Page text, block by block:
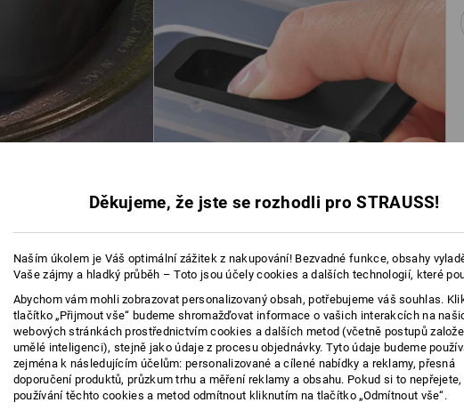
O VÝROBKU
JEDEN BOX NA VŠECHNO
Děkujeme, že jste se rozhodli pro STRAUSS!
Naším úkolem je Váš optimální zážitek z nakupování! Bezvadné funkce, obsahy
Vaše zájmy a hladký průběh – Toto jsou účely cookies a dalších technologií, které
Abychom vám mohli zobrazovat personalizovaný obsah, potřebujeme váš souhlas.
tlačítko „Přijmout vše“ budeme shromažďovat informace o vašich interakcích na
webových stránkách prostřednictvím cookies a dalších metod (včetně postupů
umělé inteligenci), stejně jako údaje z procesu objednávky. Tyto údaje budeme
zejména k následujícím účelům: personalizované a cílené nabídky a reklamy, přesná
doporučení produktů, průzkum trhu a měření reklamy a obsahu. Pokud si to
používání těchto cookies a metod odmítnout kliknutím na tlačítko „Odmítnout vše“.